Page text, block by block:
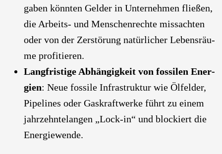
ga­ben könn­ten Gel­der in Unter­neh­men flie­ßen,
die Arbeits- und Men­schen­rech­te miss­ach­ten
oder von der Zer­stö­rung natür­li­cher Lebens­räu­
me pro­fi­tie­ren.
Lang­fris­ti­ge Abhän­gig­keit von fos­si­len Ener­
gien: Neue fos­si­le Infra­struk­tur wie Ölfel­der,
Pipe­lines oder Gas­kraft­wer­ke führt zu einem
jahr­zehn­te­lan­gen „Lock-in“ und blo­ckiert die
Ener­gie­wen­de.